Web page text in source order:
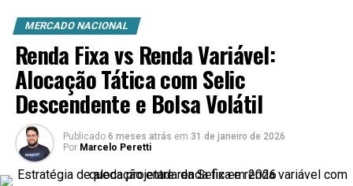
Custo de Produção Elevado: O aumento nos
custos de fatores essenciais como energia,
matéria-prima e mão de obra pode ser repassado
aos preços finais dos produtos, originando a
chamada “inflação de custos”.
Política Monetária Expansionista: Em tempos de
crises econômicas, os governos podem adotar
políticas monetárias expansionistas, injetando
MERCADO NACIONAL
Renda Fixa vs Renda Variável:
Alocação Tática com Selic
Descendente e Bolsa Volátil
Publicado 6 meses atrás em 31 de janeiro de 2026
Por Marcelo Peretti